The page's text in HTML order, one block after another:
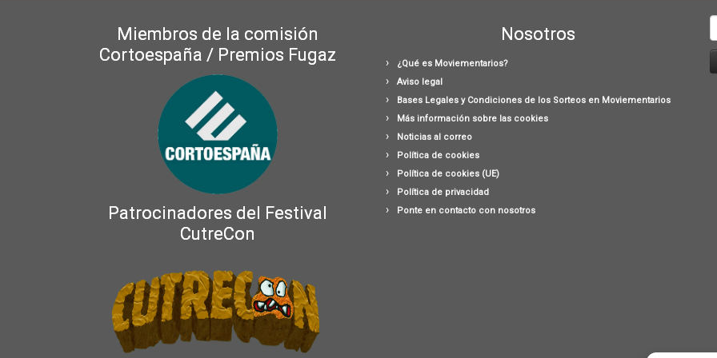
Miembros de la comisión
Cortoespaña / Premios Fugaz
Patrocinadores del Festival
CutreCon
Nosotros
¿Qué es Moviementarios?
Aviso legal
Bases Legales y Condiciones de los Sorteos en Moviementarios
Más información sobre las cookies
Noticias al correo
Política de cookies
Política de cookies (UE)
Política de privacidad
Ponte en contacto con nosotros